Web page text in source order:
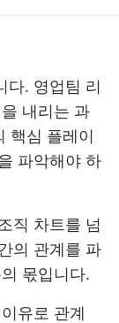
다. 영업팀 리
내리는 과
핵심 플레이
파악해야 하
직 차트를 넘
의 관계를 파
몫입니다.
유로 관계